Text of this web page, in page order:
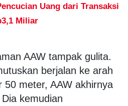
Uang dari Transaksi
Miliar
AAW tampak gulita.
berjalan ke arah
50 meter, AAW akhirnya
kemudian